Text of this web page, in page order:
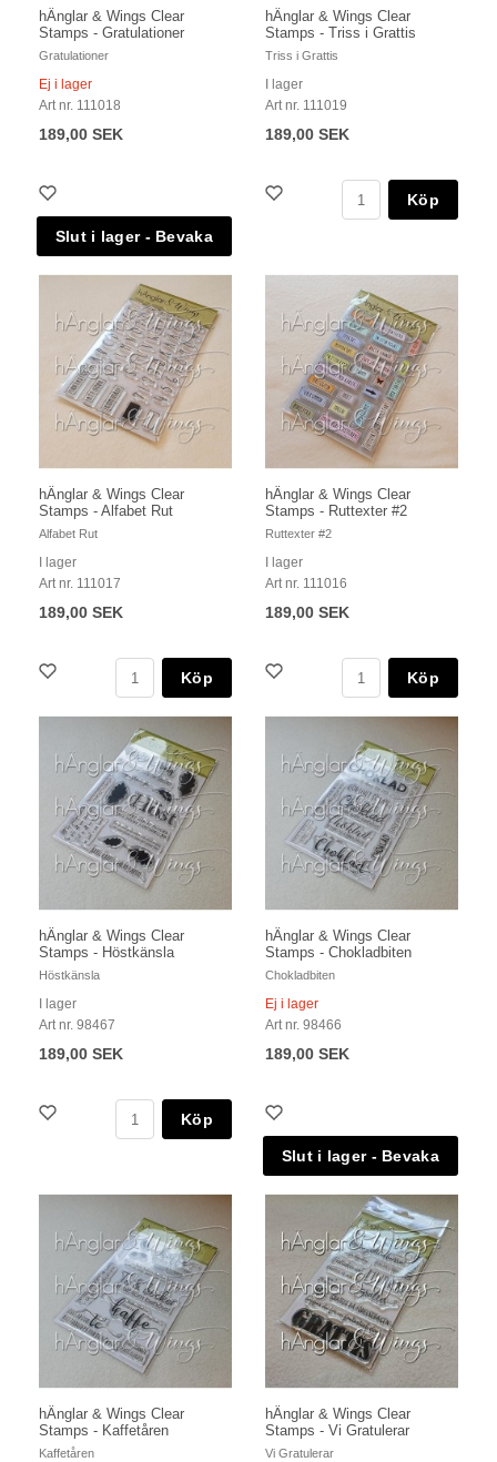
hÄnglar & Wings Clear
Stamps - Gratulationer
Gratulationer
Ej i lager
Art nr. 111018
189,00 SEK
hÄnglar & Wings Clear
Stamps - Triss i Grattis
Triss i Grattis
I lager
Art nr. 111019
189,00 SEK
Köp
hÄnglar & Wings Clear
Stamps - Alfabet Rut
Alfabet Rut
I lager
Art nr. 111017
189,00 SEK
Köp
hÄnglar & Wings Clear
Stamps - Ruttexter #2
Ruttexter #2
I lager
Art nr. 111016
189,00 SEK
Köp
hÄnglar & Wings Clear
Stamps - Höstkänsla
Höstkänsla
I lager
Art nr. 98467
189,00 SEK
Köp
hÄnglar & Wings Clear
Stamps - Chokladbiten
Chokladbiten
Ej i lager
Art nr. 98466
189,00 SEK
hÄnglar & Wings Clear
Stamps - Kaffetåren
Kaffetåren
hÄnglar & Wings Clear
Stamps - Vi Gratulerar
Vi Gratulerar